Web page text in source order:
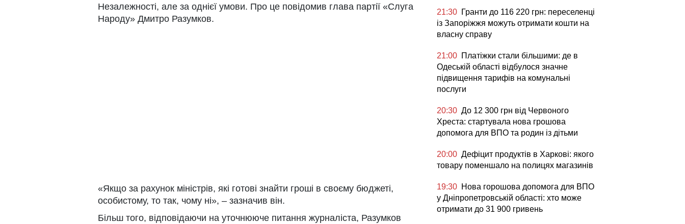
Незалежності, але за однієї умови. Про це повідомив глава партії «Слуга
Народу» Дмитро Разумков.
«Якщо за рахунок міністрів, які готові знайти гроші в своєму бюджеті,
особистому, то так, чому ні», – зазначив він.
Більш того, відповідаючи на уточнююче питання журналіста, Разумков
21:30 Гранти до 116 220 грн: переселенці
із Запоріжжя можуть отримати кошти на
власну справу
21:00 Платіжки стали більшими: де в
Одеській області відбулося значне
підвищення тарифів на комунальні
послуги
20:30 До 12 300 грн від Червоного
Хреста: стартувала нова грошова
допомога для ВПО та родин із дітьми
20:00 Дефіцит продуктів в Харкові: якого
товару поменшало на полицях магазинів
19:30 Нова горошова допомога для ВПО
у Дніпропетровській області: хто може
отримати до 31 900 гривень